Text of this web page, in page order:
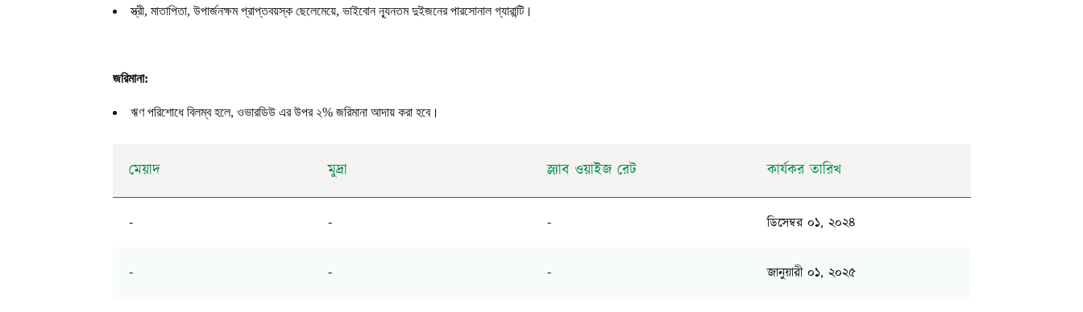
স্ত্রী, মাতাপিতা, উপার্জনক্ষম প্রাপ্তবয়স্ক ছেলেমেয়ে, ভাইবোন ন্যূনতম দুইজনের পারসোনাল গ্যারান্টি।
জরিমানা:
ঋণ পরিশোধে বিলম্ব হলে, ওভারডিউ এর উপর ২% জরিমানা আদায় করা হবে।
মেয়াদ মুদ্রা স্ল্যাব ওয়াইজ রেট কার্যকর তারিখ
- - - ডিসেম্বর ০১, ২০২৪
- - - জানুয়ারী ০১, ২০২৫